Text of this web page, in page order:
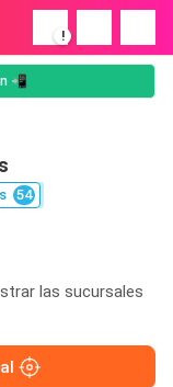
!
📲
54
las sucursales